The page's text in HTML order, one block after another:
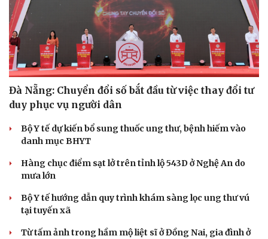
Đà Nẵng: Chuyển đổi số bắt đầu từ việc thay đổi tư
duy phục vụ người dân
Bộ Y tế dự kiến bổ sung thuốc ung thư, bệnh hiếm vào
danh mục BHYT
Hàng chục điểm sạt lở trên tỉnh lộ 543D ở Nghệ An do
mưa lớn
Bộ Y tế hướng dẫn quy trình khám sàng lọc ung thư vú
tại tuyến xã
Từ tấm ảnh trong hầm mộ liệt sĩ ở Đồng Nai, gia đình ở